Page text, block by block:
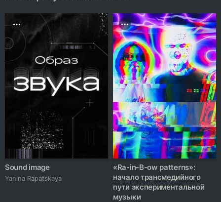
Sound image
Yanina Rapatskaya
«Ra-in-B-ow patterns»:
начало трансмедийного
пути экспериментальной
музыки